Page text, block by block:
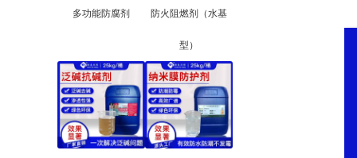
多功能防腐剂 防火阻燃剂（水基
型）